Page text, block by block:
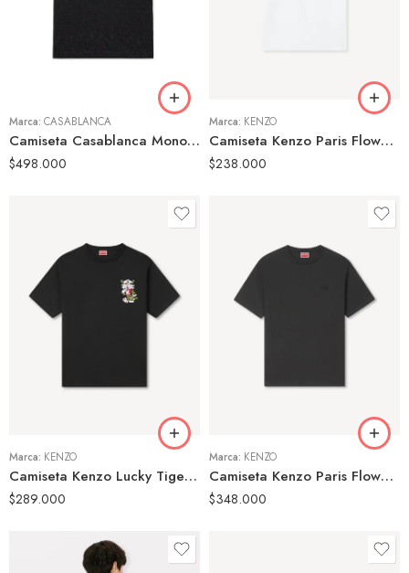
Marca: CASABLANCA
Camiseta Casablanca Monogram Strass Negra Hombre
$498.000
Marca: KENZO
Camiseta Kenzo Paris Flower Blanca
$238.000
Marca: KENZO
Camiseta Kenzo Lucky Tiger Negra
$289.000
Marca: KENZO
Camiseta Kenzo Paris Flower Negra
$348.000